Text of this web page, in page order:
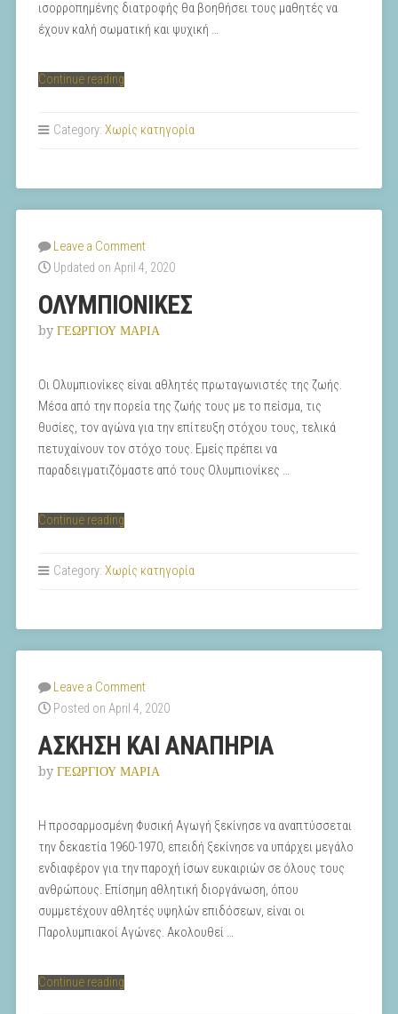
ισορροπημένης διατροφής θα βοηθήσει τους μαθητές να
έχουν καλή σωματική και ψυχική …
Continue reading“ΑΣΚΗΣΗ
ΥΓΕΙΑ”
Category: Χωρίς κατηγορία
Leave a Comment
Updated on April 4, 2020
ΟΛΥΜΠΙΟΝΙΚΕΣ
by ΓΕΩΡΓΙΟΥ ΜΑΡΙΑ
Οι Ολυμπιονίκες είναι αθλητές πρωταγωνιστές της ζωής.
Μέσα από την πορεία της ζωής τους με το πείσμα, τις
θυσίες, τον αγώνα για την επίτευξη στόχου τους, τελικά
πετυχαίνουν τον στόχο τους. Εμείς πρέπει να
παραδειγματιζόμαστε από τους Ολυμπιονίκες …
Continue reading“ΟΛΥΜΠΙΟΝΙΚΕΣ”
Category: Χωρίς κατηγορία
Leave a Comment
Posted on April 4, 2020
ΑΣΚΗΣΗ ΚΑΙ ΑΝΑΠΗΡΙΑ
by ΓΕΩΡΓΙΟΥ ΜΑΡΙΑ
Η προσαρμοσμένη Φυσική Αγωγή ξεκίνησε να αναπτύσσεται
την δεκαετία 1960-1970, επειδή ξεκίνησε να υπάρχει μεγάλο
ενδιαφέρον για την παροχή ίσων ευκαιριών σε όλους τους
ανθρώπους. Επίσημη αθλητική διοργάνωση, όπου
συμμετέχουν αθλητές υψηλών επιδόσεων, είναι οι
Παρολυμπιακοί Αγώνες. Ακολουθεί …
Continue reading“ΑΣΚΗΣΗ